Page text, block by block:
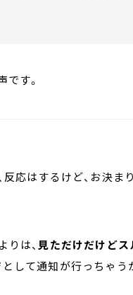
す。
応はするけど、お決ま
は、 見ただけだけど
して通知が行っちゃう